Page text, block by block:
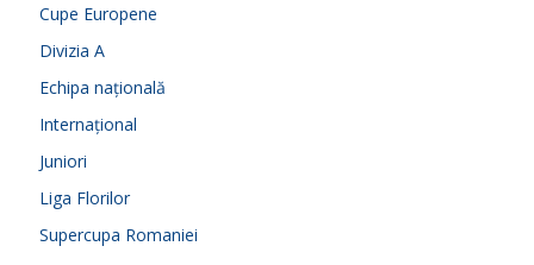
Cupe Europene
Divizia A
Echipa națională
Internațional
Juniori
Liga Florilor
Supercupa Romaniei